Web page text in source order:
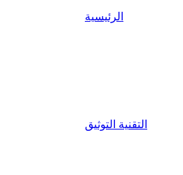
الرئيسية
التقنية التوثيق